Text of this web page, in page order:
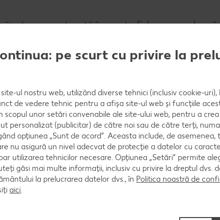
carnea tocată în acesta 5-6 min, se adaugă
2 min, se condimentează cu 2 linguri de sos de
grași se lasă la răcit.
timp de 5-8 min și se clătesc cu apă rece.
toacă fin și se amestecă cu uleiul, sosul de soia
de legume și carne tocată se amestecă cu
pe scurt cu privire la
ul nostru web, utilizând diverse tehnici (inclusiv cookie-
de vedere tehnic pentru a afișa site-ul web și funcțiile
scopul unor setări convenabile ale site-ului web, pentru a
personalizat (publicitar) de către noi sau de către terți,
opțiunea „Sunt de acord”. Aceasta include, de
nu asigură un nivel adecvat de protecție a datelor cu
utilizarea tehnicilor necesare. Opțiunea „Setări” permite
găsi mai multe informații, inclusiv cu privire la dreptul dvs.
la prelucrarea datelor dvs., în Politica noastră de
aici